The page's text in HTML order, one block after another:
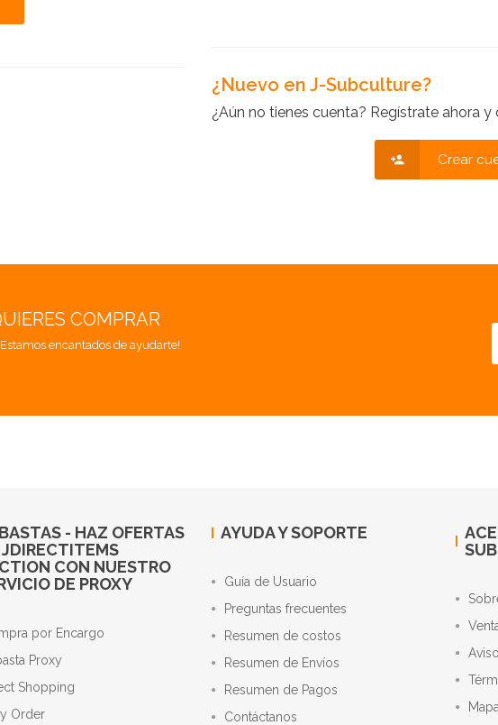
¿Nuevo en J-Subculture?
¿Aún no tienes cuenta? Regístrate ahora
Crear
COMPRAR
encantados de ayudarte!
- HAZ OFERTAS
JDIRECTITEMS
CON NUESTRO
DE PROXY
por Encargo
Proxy
Shopping
Order
AYUDA Y SOPORTE
Guía de Usuario
Preguntas frecuentes
Resumen de costos
Resumen de Envíos
Resumen de Pagos
Contáctanos